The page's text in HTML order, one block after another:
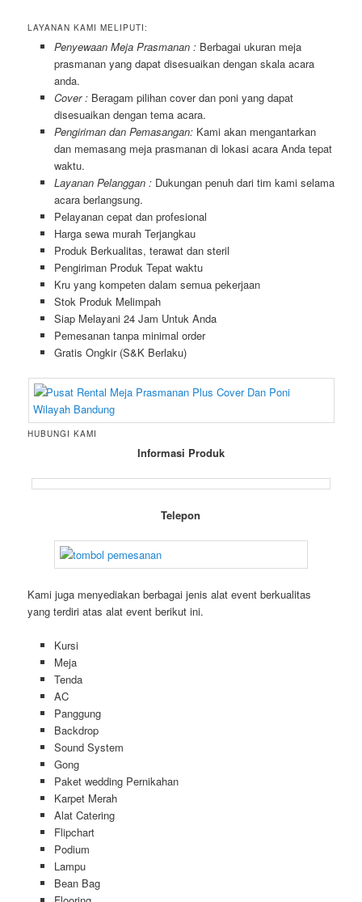
LAYANAN KAMI MELIPUTI:
Penyewaan Meja Prasmanan :Berbagai ukuran meja
prasmanan yang dapat disesuaikan dengan skala acara
anda.
Cover :Beragam pilihan cover dan poni yang dapat
disesuaikan dengan tema acara.
Pengiriman dan Pemasangan:Kami akan mengantarkan
dan memasang meja prasmanan di lokasi acara Anda tepat
waktu.
Layanan Pelanggan :Dukungan penuh dari tim kami selama
acara berlangsung.
Pelayanan cepat dan profesional
Harga sewa murah Terjangkau
Produk Berkualitas, terawat dan steril
Pengiriman Produk Tepat waktu
Kru yang kompeten dalam semua pekerjaan
Stok Produk Melimpah
Siap Melayani 24 Jam Untuk Anda
Pemesanan tanpa minimal order
Gratis Ongkir (S&K Berlaku)
HUBUNGI KAMI
Informasi Produk
Telepon
Kami juga menyediakan berbagai jenis alat event berkualitas
yang terdiri atas alat event berikut ini.
Kursi
Meja
Tenda
AC
Panggung
Backdrop
Sound System
Gong
Paket wedding Pernikahan
Karpet Merah
Alat Catering
Flipchart
Podium
Lampu
Bean Bag